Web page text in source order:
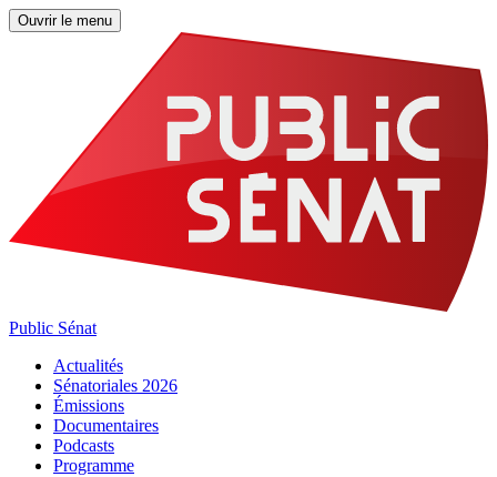
Ouvrir le menu
Public Sénat
Actualités
Sénatoriales 2026
Émissions
Documentaires
Podcasts
Programme